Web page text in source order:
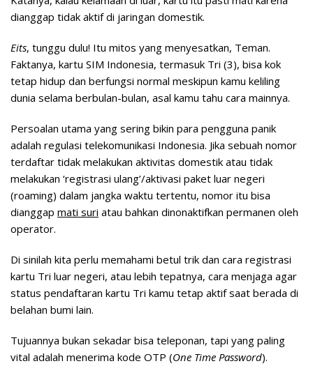
dianggap tidak aktif di jaringan domestik.
Eits, tunggu dulu! Itu mitos yang menyesatkan, Teman.
Faktanya, kartu SIM Indonesia, termasuk Tri (3), bisa kok
tetap hidup dan berfungsi normal meskipun kamu keliling
dunia selama berbulan-bulan, asal kamu tahu cara mainnya.
Persoalan utama yang sering bikin para pengguna panik
adalah regulasi telekomunikasi Indonesia. Jika sebuah nomor
terdaftar tidak melakukan aktivitas domestik atau tidak
melakukan ‘registrasi ulang’/aktivasi paket luar negeri
(roaming) dalam jangka waktu tertentu, nomor itu bisa
dianggap mati suri atau bahkan dinonaktifkan permanen oleh
operator.
Di sinilah kita perlu memahami betul trik dan cara registrasi
kartu Tri luar negeri, atau lebih tepatnya, cara menjaga agar
status pendaftaran kartu Tri kamu tetap aktif saat berada di
belahan bumi lain.
Tujuannya bukan sekadar bisa teleponan, tapi yang paling
vital adalah menerima kode OTP (One Time Password).